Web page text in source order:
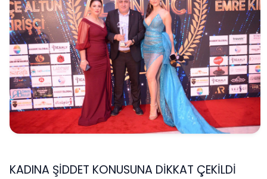
KADINA ŞİDDET KONUSUNA DİKKAT ÇEKİLDİ